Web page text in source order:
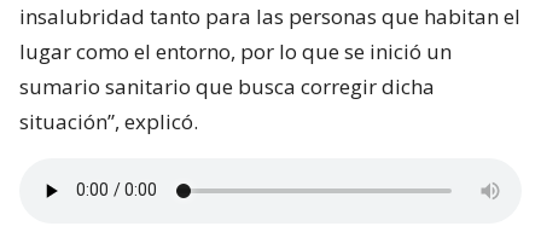
insalubridad tanto para las personas que habitan el
lugar como el entorno, por lo que se inició un
sumario sanitario que busca corregir dicha
situación”, explicó.